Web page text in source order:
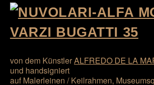
von dem KünstlerALFREDO DE LA
und handsigniert
auf Malerleinen / Keilrahmen,